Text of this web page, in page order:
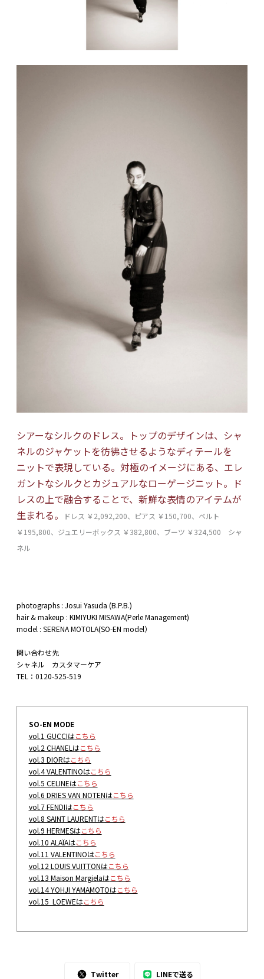
シアーなシルクのドレス。トップのデザインは、シャ
ネルのジャケットを彷彿させるようなディテールを
ニットで表現している。対極のイメージにある、エレ
ガントなシルクとカジュアルなローゲージニット。ド
レスの上で融合することで、新鮮な表情のアイテムが
生まれる。
ドレス ￥2,092,200、ピアス ￥150,700、ベルト
￥195,800、ジュエリーボックス ￥382,800、ブーツ ￥324,500 シャ
ネル
photographs : Josui Yasuda (B.P.B.)
hair & makeup : KIMIYUKI MISAWA(Perle Management)
model : SERENA MOTOLA(SO-EN model）
問い合わせ先
シャネル カスタマーケア
TEL：0120-525-519
SO-EN MODE
vol.1 GUCCIはこちら
vol.2 CHANELはこちら
vol.3 DIORはこちら
vol.4 VALENTINOはこちら
vol.5 CELINEはこちら
vol.6 DRIES VAN NOTENはこちら
vol.7 FENDIはこちら
vol.8 SAINT LAURENTはこちら
vol.9 HERMESはこちら
vol.10 ALAÏAはこちら
vol.11 VALENTINOはこちら
vol.12 LOUIS VUITTONはこちら
vol.13 Maison Margielaはこちら
vol.14 YOHJI YAMAMOTOはこちら
vol.15 LOEWEはこちら
Twitter LINEで送る